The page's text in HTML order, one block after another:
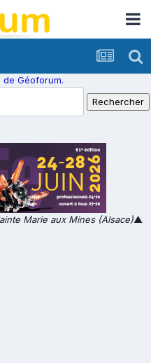
Géoforum.
Marie aux Mines (Alsace)▲